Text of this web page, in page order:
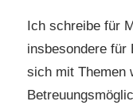
Ich schreibe für
insbesondere für
sich mit Themen